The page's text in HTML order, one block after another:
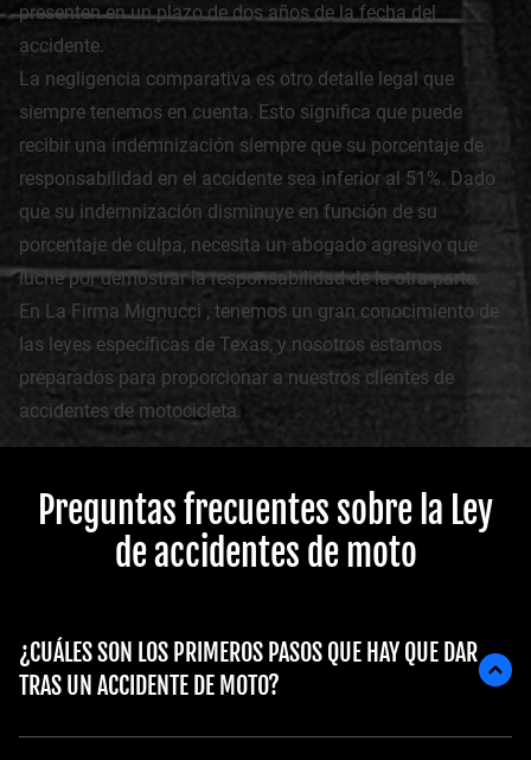
presenten en un plazo de dos años de la fecha del
accidente.
La negligencia comparativa es otro detalle legal que
siempre tenemos en cuenta. Esto significa que puede
recibir una indemnización siempre que su porcentaje de
responsabilidad en el accidente sea inferior al 51%. Dado
que su indemnización disminuye en función de su
porcentaje de culpa, necesita un abogado agresivo que
luche por demostrar la responsabilidad de la otra parte.
En La Firma Mignucci , tenemos un gran conocimiento de
las leyes específicas de Texas, y nosotros estamos
preparados para proporcionar a nuestros clientes de
accidentes de motocicleta.
Preguntas frecuentes sobre la Ley
de accidentes de moto
¿CUÁLES SON LOS PRIMEROS PASOS QUE HAY QUE DAR
TRAS UN ACCIDENTE DE MOTO?